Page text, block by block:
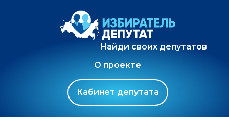
Найди своих депутатов
О проекте
Кабинет депутата